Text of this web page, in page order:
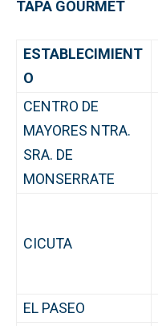
TAPA GOURMET
ESTABLECIMIENT
O
CENTRO DE
MAYORES NTRA.
SRA. DE
MONSERRATE
CICUTA
EL PASEO